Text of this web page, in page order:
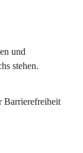
und
stehen.
Barrierefreiheit